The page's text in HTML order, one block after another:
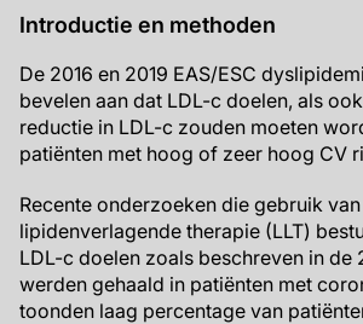
Introductie en methoden
De 2016 en 2019 EAS/ESC
bevelen aan dat LDL-c doelen, als
reductie in LDL-c zouden moeten
patiënten met hoog of zeer hoog CV
Recente onderzoeken die gebruik van
lipidenverlagende therapie (LLT)
LDL-c doelen zoals beschreven in de
werden gehaald in patiënten met
toonden laag percentage van